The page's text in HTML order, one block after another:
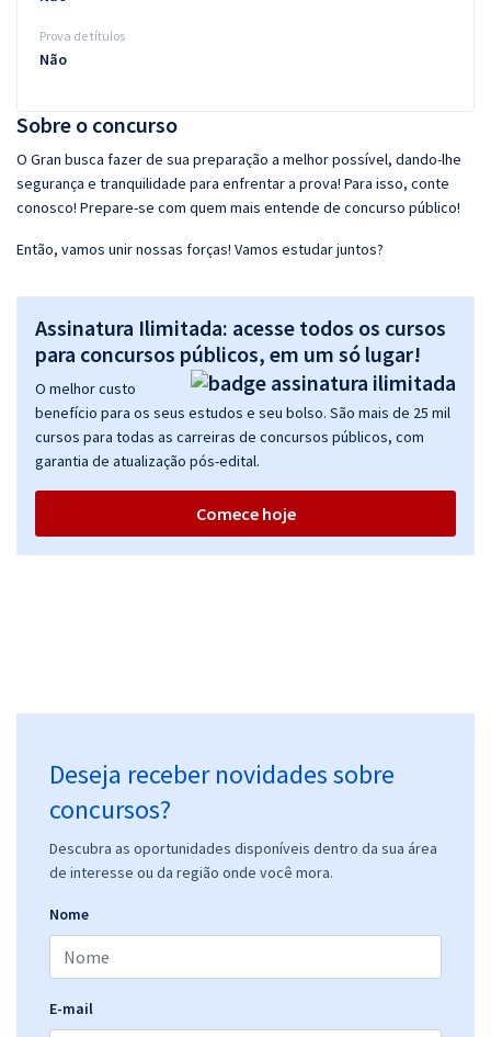
Sobre o concurso
O Gran busca fazer de sua preparação a melhor possível, dando-lhe
segurança e tranquilidade para enfrentar a prova! Para isso, conte
conosco! Prepare-se com quem mais entende de concurso público!
Então, vamos unir nossas forças! Vamos estudar juntos?
Assinatura Ilimitada: acesse todos os cursos
para concursos públicos, em um só lugar!
O melhor custo
benefício para os seus estudos e seu bolso. São mais de 25 mil
cursos para todas as carreiras de concursos públicos, com
garantia de atualização pós-edital.
Comece hoje
Deseja receber novidades sobre
concursos?
Descubra as oportunidades disponíveis dentro da sua área
de interesse ou da região onde você mora.
Nome
E-mail
Prova de títulos
Não